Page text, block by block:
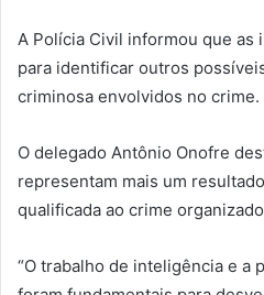
A Polícia Civil informou que as
para identificar outros
criminosa envolvidos no crime.
O delegado Antônio Onofre
representam mais um
qualificada ao crime
“O trabalho de inteligência e a